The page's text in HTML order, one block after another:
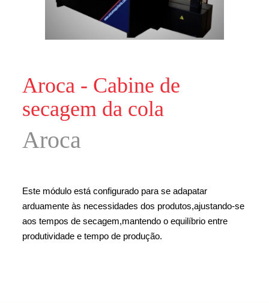
Aroca - Cabine de
secagem da cola
Aroca
Este módulo está configurado para se adapatar
arduamente às necessidades dos produtos,ajustando-se
aos tempos de secagem,mantendo o equilíbrio entre
produtividade e tempo de produção.